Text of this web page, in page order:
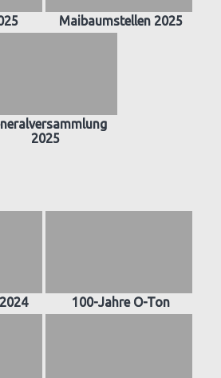
Maibaumstellen 2025
2025
100-Jahre O-Ton